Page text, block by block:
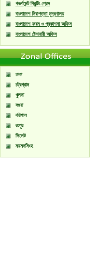
গভর্ণমেন্ট প্রিন্টিং প্রেস
বাংলাদেশ নিরাপত্তা মুদ্রণালয়
বাংলাদেশ ফরম ও প্রকাশনা অফিস
বাংলাদেশ ষ্টেশনারী অফিস
ঢাকা
চট্রগ্রাম
খুলনা
বগুরা
বরিশাল
রংপুর
সিলেট
ময়মনসিংহ